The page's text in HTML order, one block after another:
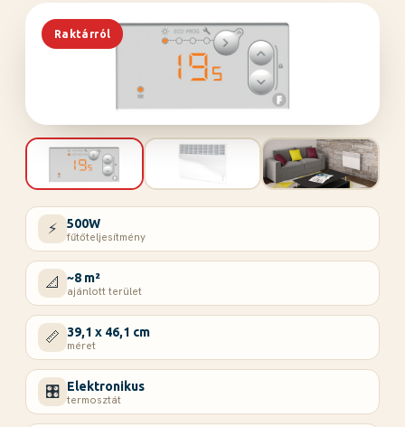
Raktárról
⚡ 500W
fűtőteljesítmény
📐 ~8 m²
ajánlott terület
📏 39,1 x 46,1 cm
méret
🎛️ Elektronikus
termosztát